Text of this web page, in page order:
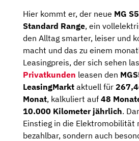
Hier kommt er, der neue MG
Standard Range, ein
den Alltag smarter, leiser und
macht und das zu einem
Leasingpreis, der sich sehen
Privatkunden leasen den
LeasingMarkt aktuell für
Monat, kalkuliert auf 48
10.000 Kilometer jährlich.
Einstieg in die Elektromobilität
bezahlbar, sondern auch